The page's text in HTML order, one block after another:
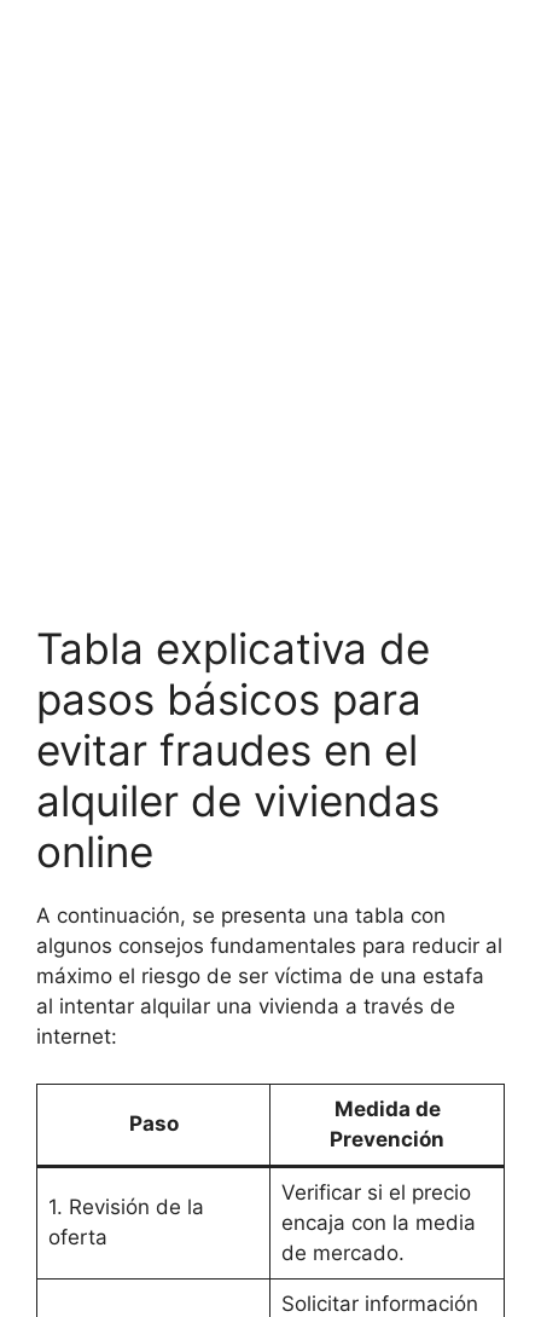
Tabla explicativa de
pasos básicos para
evitar fraudes en el
alquiler de viviendas
online
A continuación, se presenta una tabla con
algunos consejos fundamentales para reducir al
máximo el riesgo de ser víctima de una estafa
al intentar alquilar una vivienda a través de
internet:
Paso
Medida de
Prevención
1. Revisión de la
oferta
Verificar si el precio
encaja con la media
de mercado.
Solicitar información